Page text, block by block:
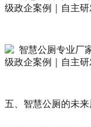
五、智慧公厕的未来